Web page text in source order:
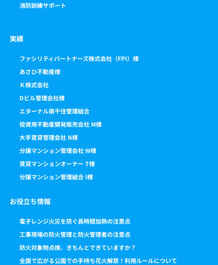
消防訓練サポート
実績
ファシリティパートナーズ株式会社（FPI）様
あさひ不動産様
Ｋ株式会社
Dビル管理会社様
エターナル南千住管理組合
投資用不動産開発販売会社 M様
大手賃貸管理会社 N様
分譲マンション管理会社 W様
賃貸マンションオーナー T様
分譲マンション管理組合 I様
お役立ち情報
電子レンジ火災を防ぐ長時間加熱の注意点
工事現場の防火管理と防火管理者の注意点
防火対象物点検、きちんとできていますか？
全国で広がる公園での手持ち花火解禁！利用ルールについて